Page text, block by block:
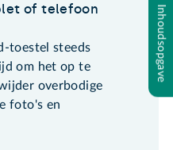
Inhoudsopgave
of telefoon
toestel steeds
om het op te
overbodige
foto's en